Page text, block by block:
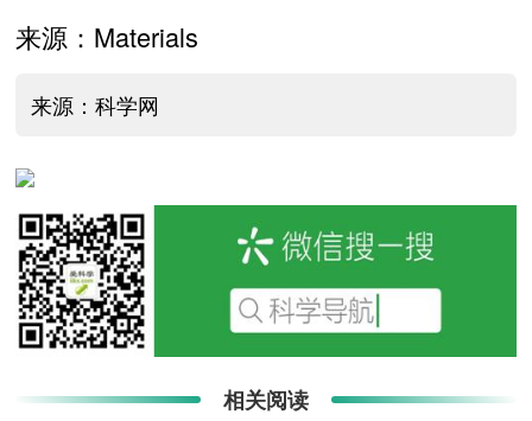
来源：Materials
来源：科学网
相关阅读